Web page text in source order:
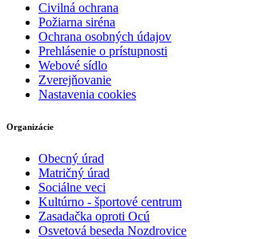
Civilná ochrana
Požiarna siréna
Ochrana osobných údajov
Prehlásenie o prístupnosti
Webové sídlo
Zverejňovanie
Nastavenia cookies
Organizácie
Obecný úrad
Matričný úrad
Sociálne veci
Kultúrno - športové centrum
Zasadačka oproti Ocú
Osvetová beseda Nozdrovice